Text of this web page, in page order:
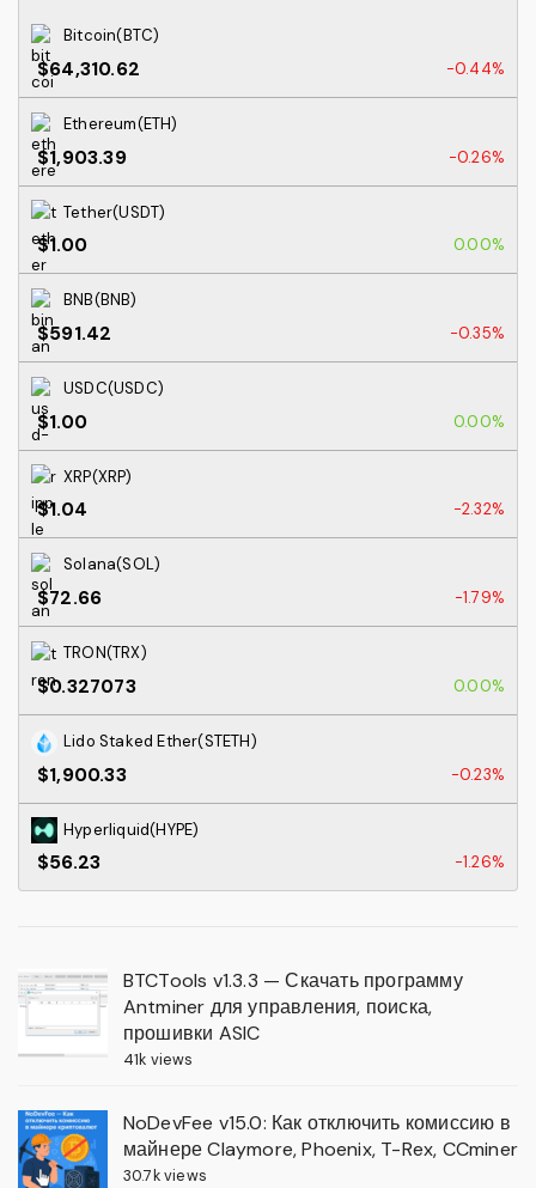
Bitcoin(BTC)
$64,310.62 -0.44%
Ethereum(ETH)
$1,903.39 -0.26%
Tether(USDT)
$1.00 0.00%
BNB(BNB)
$591.42 -0.35%
USDC(USDC)
$1.00 0.00%
XRP(XRP)
$1.04 -2.32%
Solana(SOL)
$72.66 -1.79%
TRON(TRX)
$0.327073 0.00%
Lido Staked Ether(STETH)
$1,900.33 -0.23%
Hyperliquid(HYPE)
$56.23 -1.26%
BTCTools v1.3.3 — Скачать программу
Antminer для управления, поиска,
прошивки ASIC
41k views
NoDevFee v15.0: Как отключить комиссию в
майнере Claymore, Phoenix, T-Rex, CCminer
30.7k views